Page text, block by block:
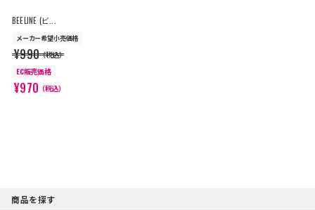
BEELINE (ビ...
メーカー希望小売価格
¥990（税込）
EC販売価格
¥970（税込）
商品を探す